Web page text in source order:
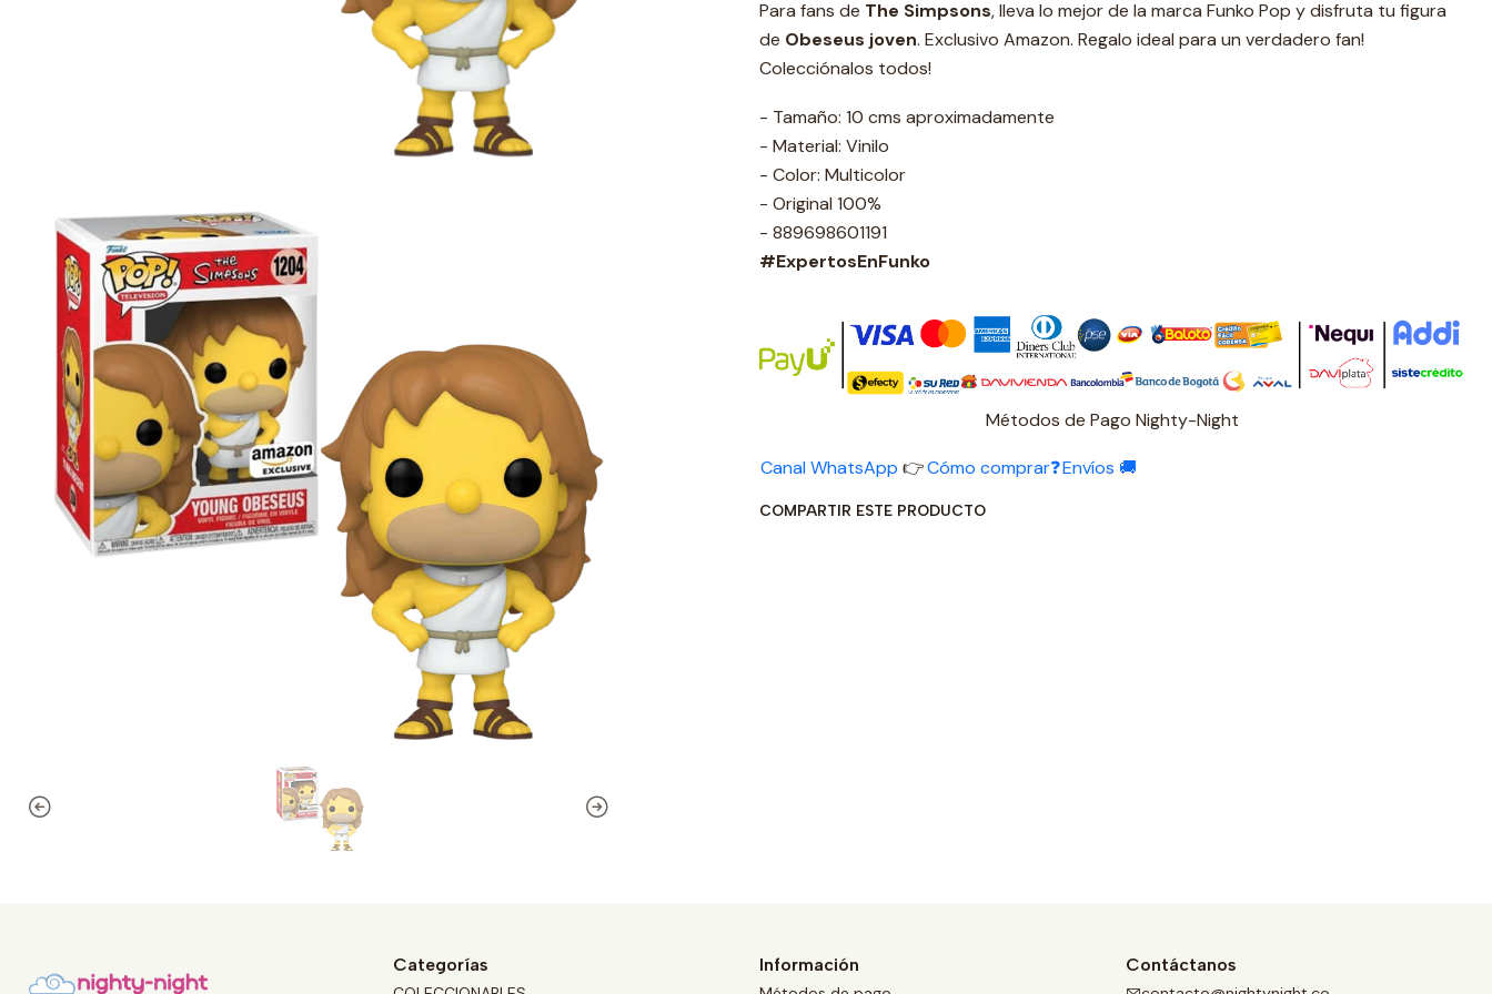
Para fans de The Simpsons, lleva lo mejor de la marca Funko Pop y disfruta tu figura
de Obeseus joven. Exclusivo Amazon. Regalo ideal para un verdadero fan!
Colecciónalos todos!
- Tamaño: 10 cms aproximadamente
- Material: Vinilo
- Color: Multicolor
- Original 100%
- 889698601191
#ExpertosEnFunko
Métodos de Pago Nighty-Night
Canal WhatsApp 👉Cómo comprar❓Envíos 🚚
COMPARTIR ESTE PRODUCTO
Categorías Información Contáctanos